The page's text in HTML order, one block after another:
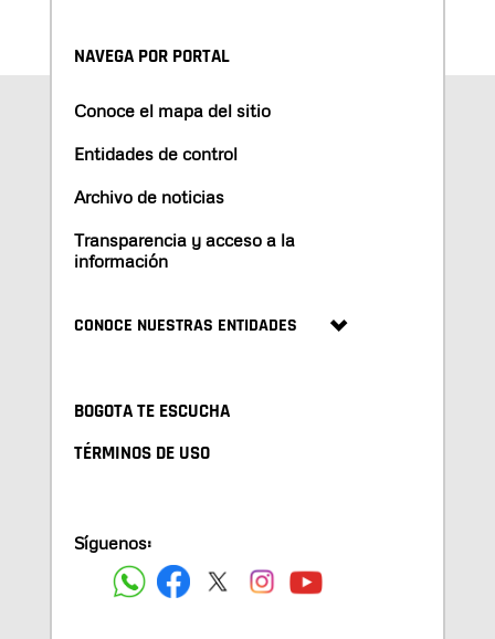
NAVEGA POR PORTAL
Conoce el mapa del sitio
Entidades de control
Archivo de noticias
Transparencia y acceso a la
información
CONOCE NUESTRAS ENTIDADES
BOGOTA TE ESCUCHA
TÉRMINOS DE USO
Síguenos: